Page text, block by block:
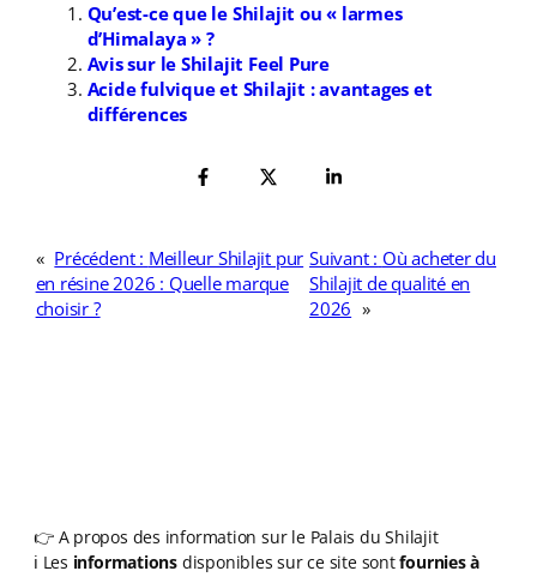
Qu’est-ce que le Shilajit ou « larmes
d’Himalaya » ?
Avis sur le Shilajit Feel Pure
Acide fulvique et Shilajit : avantages et
différences
« Précédent : Meilleur Shilajit pur
en résine 2026 : Quelle marque
choisir ?
Suivant : Où acheter du
Shilajit de qualité en
2026 »
👉 A propos des information sur le Palais du Shilajit
ℹ️ Les informations disponibles sur ce site sontfournies à